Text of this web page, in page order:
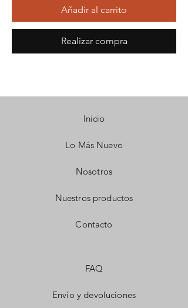
Añadir al carrito
Realizar compra
Inicio
Lo Más Nuevo
Nosotros
Nuestros productos
Contacto
FAQ
Envío y devoluciones